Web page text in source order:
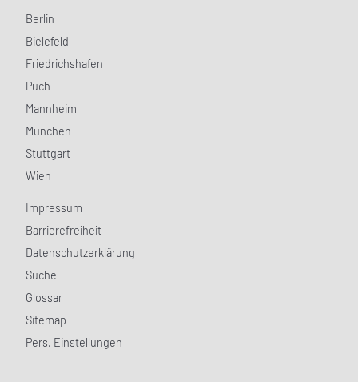
Berlin
Bielefeld
Friedrichshafen
Puch
Mannheim
München
Stuttgart
Wien
Impressum
Barrierefreiheit
Datenschutzerklärung
Suche
Glossar
Sitemap
Pers. Einstellungen